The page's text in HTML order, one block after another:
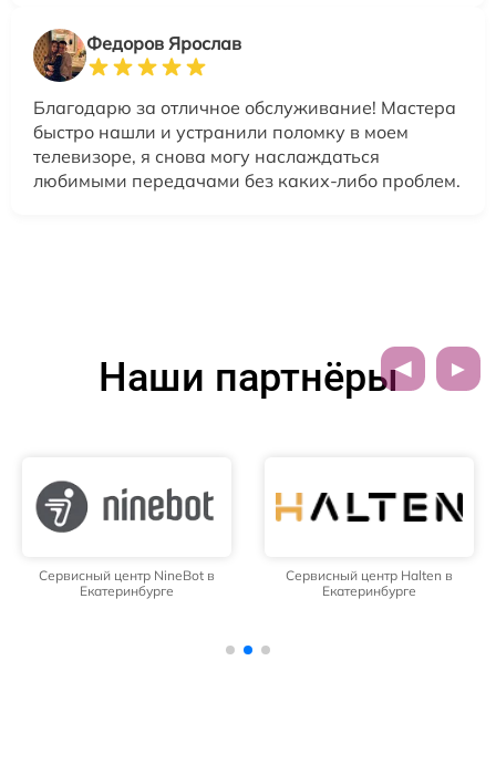
Федоров Ярослав
Благодарю за отличное обслуживание! Мастера
быстро нашли и устранили поломку в моем
телевизоре, я снова могу наслаждаться
любимыми передачами без каких-либо проблем.
Наши партнёры
Сервисный центр NineBot в
Екатеринбурге
Сервисный центр Halten в
Екатеринбурге